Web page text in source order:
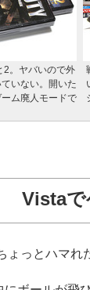
2。ヤバいので外
いない。開いた
ム廃人モードで
Vistaで
っとハマれ